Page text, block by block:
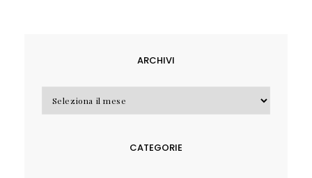
ARCHIVI
Archivi
CATEGORIE